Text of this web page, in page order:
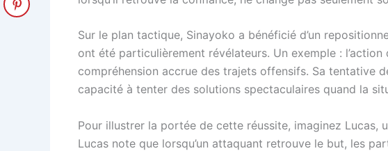
Sur le plan tactique, Sinayoko a bénéficié d’un
ont été particulièrement révélateurs. Un exemple :
compréhension accrue des trajets offensifs. Sa tentative
capacité à tenter des solutions spectaculaires quand la
Pour illustrer la portée de cette réussite, imaginez Lucas,
Lucas note que lorsqu’un attaquant retrouve le but, les